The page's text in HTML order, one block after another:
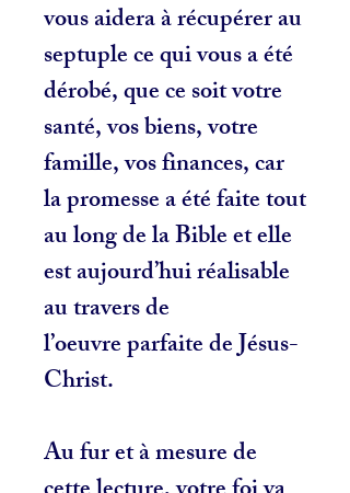
vous aidera à récupérer au
septuple ce qui vous a été
dérobé, que ce soit votre
santé, vos biens, votre
famille, vos finances, car
la promesse a été faite tout
au long de la Bible et elle
est aujourd’hui réalisable
au travers de
l’oeuvre parfaite de Jésus-
Christ.
Au fur et à mesure de